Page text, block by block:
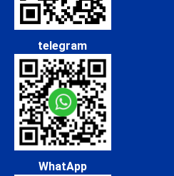
telegram
WhatApp